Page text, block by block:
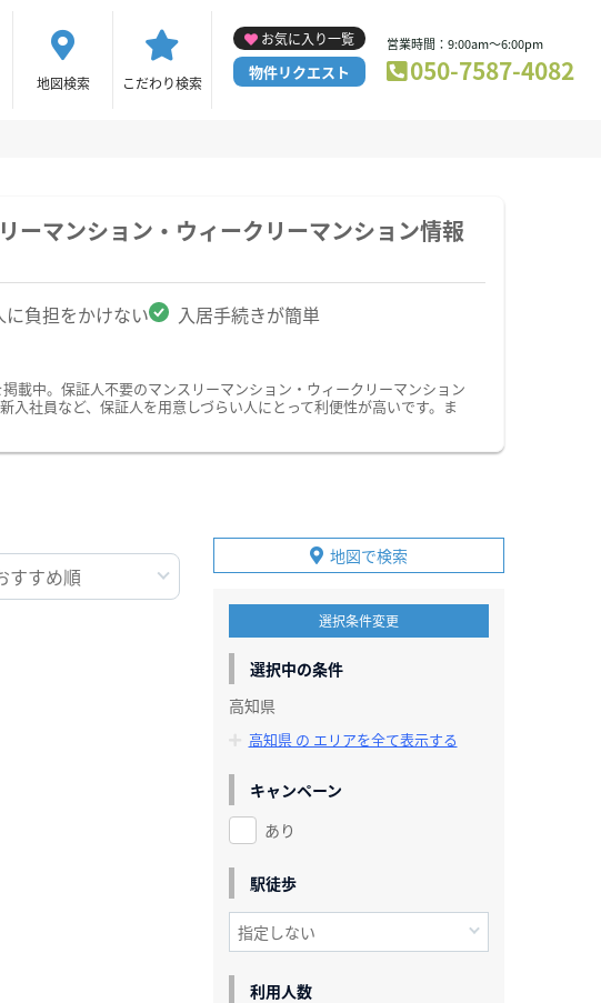
地図検索 こだわり検索
お気に入り一覧
物件リクエスト
営業時間：9:00am～6:00pm
050-7587-4082
ーマンション・ウィークリーマンション情報
に負担をかけない 入居手続きが簡単
載中。保証人不要のマンスリーマンション・ウィークリーマンション
社員など、保証人を用意しづらい人にとって利便性が高いです。ま
地図で検索
選択条件変更
選択中の条件
高知県
高知県 の エリアを全て表示する
キャンペーン
あり
駅徒歩
利用人数